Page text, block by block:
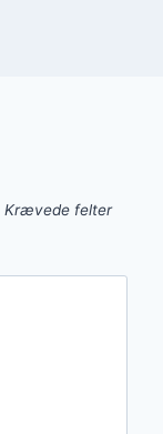
Krævede felter